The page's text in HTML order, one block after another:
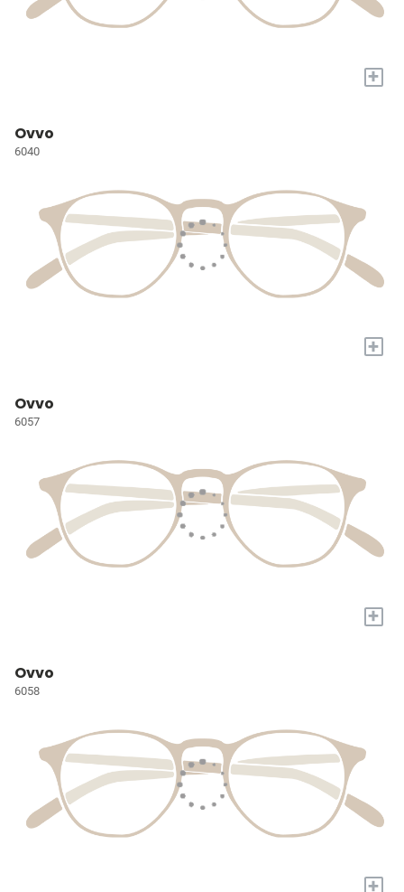
+
Ovvo
6040
+
Ovvo
6057
+
Ovvo
6058
+